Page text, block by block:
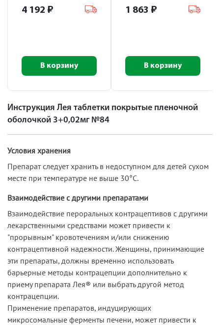
4 192 ₽
В корзину
1 863 ₽
В корзину
Инструкция Лея таблетки покрытые пленочной
оболочкой 3+0,02мг №84
Условия хранения
Препарат следует хранить в недоступном для детей сухом
месте при температуре не выше 30°С.
Взаимодействие с другими препаратами
Взаимодействие пероральных контрацептивов с другими
лекарственными средствами может привести к
"прорывным" кровотечениям и/или снижению
контрацептивной надежности. Женщины, принимающие
эти препараты, должны временно использовать
барьерные методы контрацепции дополнительно к
приему препарата Лея® или выбрать другой метод
контрацепции.
Применение препаратов, индуцирующих
микросомальные ферменты печени, может привести к